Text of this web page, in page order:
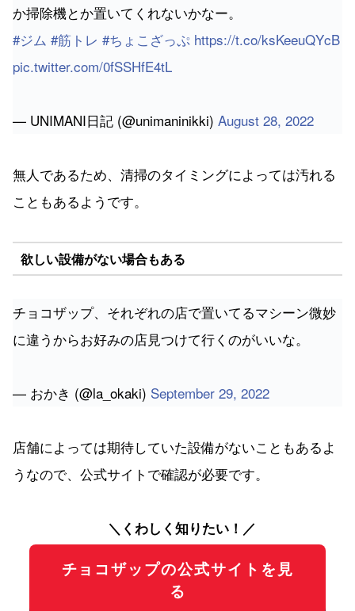
か掃除機とか置いてくれないかなー。
#ジム #筋トレ #ちょこざっぷ https://t.co/ksKeeuQYcB
pic.twitter.com/0fSSHfE4tL
— UNIMANI日記 (@unimaninikki) August 28, 2022
無人であるため、清掃のタイミングによっては汚れる
こともあるようです。
欲しい設備がない場合もある
チョコザップ、それぞれの店で置いてるマシーン微妙
に違うからお好みの店見つけて行くのがいいな。
— おかき (@la_okaki) September 29, 2022
店舗によっては期待していた設備がないこともあるよ
うなので、公式サイトで確認が必要です。
＼くわしく知りたい！／
チョコザップの公式サイトを見
る